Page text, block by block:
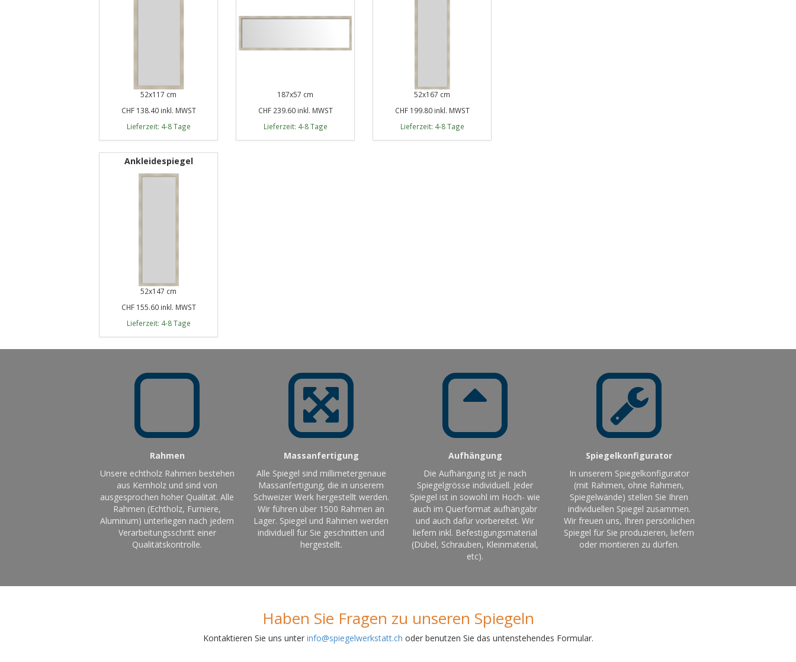
52x117 cm
CHF 138.40 inkl. MWST
Lieferzeit: 4-8 Tage
187x57 cm
CHF 239.60 inkl. MWST
Lieferzeit: 4-8 Tage
52x167 cm
CHF 199.80 inkl. MWST
Lieferzeit: 4-8 Tage
Ankleidespiegel
52x147 cm
CHF 155.60 inkl. MWST
Lieferzeit: 4-8 Tage
Rahmen
Unsere echtholz Rahmen bestehen
aus Kernholz und sind von
ausgesprochen hoher Qualität. Alle
Rahmen (Echtholz, Furniere,
Aluminum) unterliegen nach jedem
Verarbeitungsschritt einer
Qualitätskontrolle.
Massanfertigung
Alle Spiegel sind millimetergenaue
Massanfertigung, die in unserem
Schweizer Werk hergestellt werden.
Wir führen über 1500 Rahmen an
Lager. Spiegel und Rahmen werden
individuell für Sie geschnitten und
hergestellt.
Aufhängung
Die Aufhängung ist je nach
Spiegelgrösse individuell. Jeder
Spiegel ist in sowohl im Hoch- wie
auch im Querformat aufhängabr
und auch dafür vorbereitet. Wir
liefern inkl. Befestigungsmaterial
(Dübel, Schrauben, Kleinmaterial,
etc).
Spiegelkonfigurator
In unserem Spiegelkonfigurator
(mit Rahmen, ohne Rahmen,
Spiegelwände) stellen Sie Ihren
individuellen Spiegel zusammen.
Wir freuen uns, Ihren persönlichen
Spiegel für Sie produzieren, liefern
oder montieren zu dürfen.
Haben Sie Fragen zu unseren Spiegeln
Kontaktieren Sie uns unter info@spiegelwerkstatt.ch oder benutzen Sie das untenstehendes Formular.